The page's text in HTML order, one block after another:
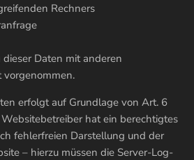
Rechners
Daten mit anderen
erfolgt auf Grundlage von Art. 6
hat ein berechtigtes
fehlerfreien Darstellung und der
– hierzu müssen die Server-Log-